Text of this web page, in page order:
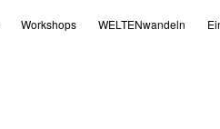
Workshops WELTENwandeln